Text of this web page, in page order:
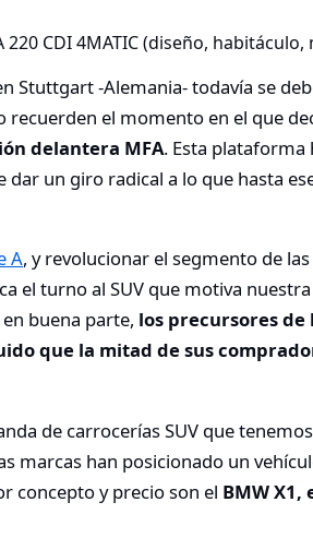
Stuttgart -Alemania- todavía se
el momento en el que
delantera MFA. Esta
dar un giro radical a lo que hasta
A, y revolucionar el segmento de
el turno al SUV que motiva
buena parte, los precursores de
que la mitad de sus
de carrocerías SUV que
marcas han posicionado un
concepto y precio son el BMW X1,